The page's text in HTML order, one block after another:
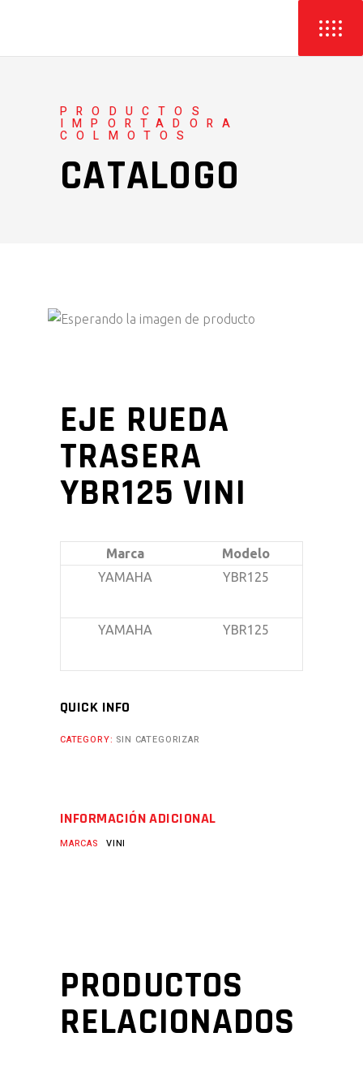
PRODUCTOS
IMPORTADORA
COLMOTOS
CATALOGO
EJE RUEDA
TRASERA
YBR125 VINI
Marca
Modelo
YAMAHA
YBR125
YAMAHA YBR125
QUICK INFO
CATEGORY: SIN CATEGORIZAR
INFORMACIÓN ADICIONAL
MARCAS VINI
PRODUCTOS
RELACIONADOS